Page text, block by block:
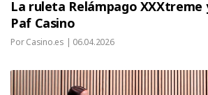
La ruleta Relámpago XXXtreme
Paf Casino
Por Casino.es | 06.04.2026